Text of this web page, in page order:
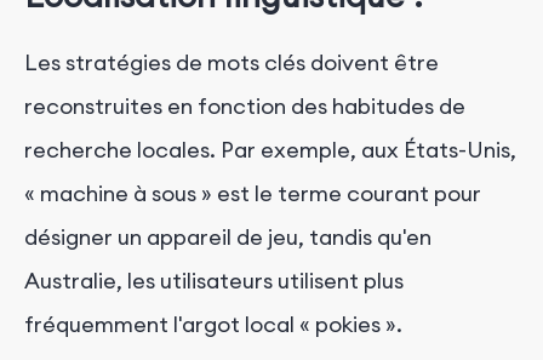
Les stratégies de mots clés doivent être
reconstruites en fonction des habitudes de
recherche locales. Par exemple, aux États-Unis,
« machine à sous » est le terme courant pour
désigner un appareil de jeu, tandis qu'en
Australie, les utilisateurs utilisent plus
fréquemment l'argot local « pokies ».